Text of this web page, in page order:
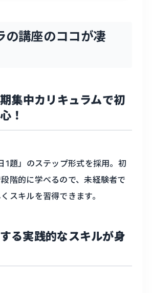
の講座のココが凄
集中カリキュラムで初
！
1題」のステップ形式を採用。初
階的に学べるので、未経験者で
スキルを習得できます。
る実践的なスキルが身